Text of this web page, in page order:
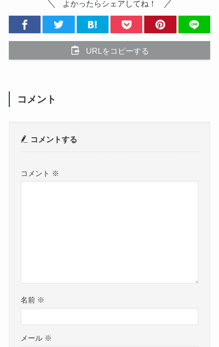
よかったらシェアしてね！
URLをコピーする
コメント
コメントする
コメント ※
名前 ※
メール ※